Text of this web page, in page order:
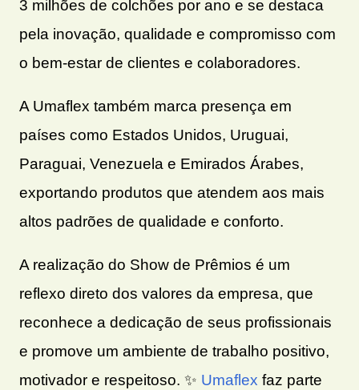
3 milhões de colchões por ano e se destaca
pela inovação, qualidade e compromisso com
o bem-estar de clientes e colaboradores.
A Umaflex também marca presença em
países como Estados Unidos, Uruguai,
Paraguai, Venezuela e Emirados Árabes,
exportando produtos que atendem aos mais
altos padrões de qualidade e conforto.
A realização do Show de Prêmios é um
reflexo direto dos valores da empresa, que
reconhece a dedicação de seus profissionais
e promove um ambiente de trabalho positivo,
motivador e respeitoso. ✨ Umaflex faz parte